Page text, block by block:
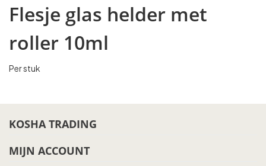
Flesje glas helder met
roller 10ml
Per stuk
KOSHA TRADING
MIJN ACCOUNT